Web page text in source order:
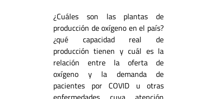
¿Cuáles son las plantas de
producción de oxígeno en el país?
¿qué capacidad real de
producción tienen y cuál es la
relación entre la oferta de
oxígeno y la demanda de
pacientes por COVID u otras